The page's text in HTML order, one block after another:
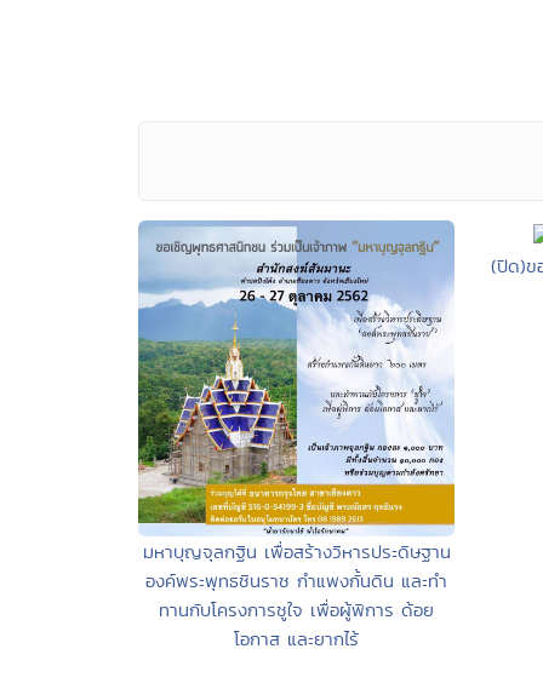
มหาบุญจุลกฐิน เพื่อสร้างวิหารประดิษฐาน
องค์พระพุทธชินราช กำแพงกั้นดิน และทำ
ทานกับโครงการชูใจ เพื่อผู้พิการ ด้อย
โอกาส และยากไร้
(ปิด)ข